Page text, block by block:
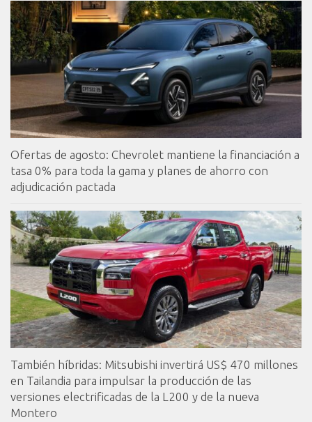
Ofertas de agosto: Chevrolet mantiene la financiación a
tasa 0% para toda la gama y planes de ahorro con
adjudicación pactada
También híbridas: Mitsubishi invertirá US$ 470 millones
en Tailandia para impulsar la producción de las
versiones electrificadas de la L200 y de la nueva
Montero